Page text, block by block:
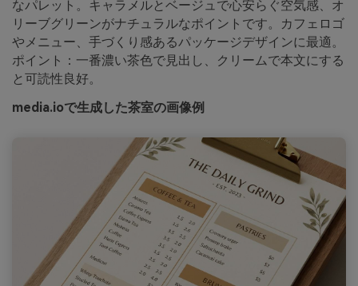
なパレット。キャラメルとベージュで心安らぐ空気感、オ
リーブグリーンがナチュラルなポイントです。カフェロゴ
やメニュー、手づくり感あるパッケージデザインに最適。
ポイント：一番濃い茶色で見出し、クリームで本文にする
と可読性良好。
media.ioで生成した茶室の画像例